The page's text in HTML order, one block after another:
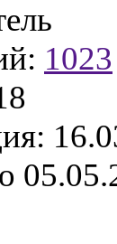
1023